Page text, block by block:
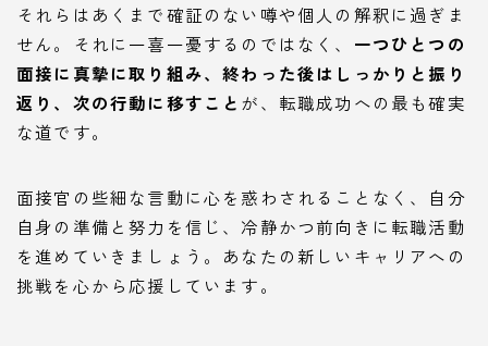
それらはあくまで確証のない噂や個人の解釈に過ぎま
せん。それに一喜一憂するのではなく、 一つひとつの
面接に真摯に取り組み、終わった後はしっかりと振り
返り、次の行動に移すこと が、転職成功への最も確実
な道です。
面接官の些細な言動に心を惑わされることなく、自分
自身の準備と努力を信じ、冷静かつ前向きに転職活動
を進めていきましょう。あなたの新しいキャリアへの
挑戦を心から応援しています。